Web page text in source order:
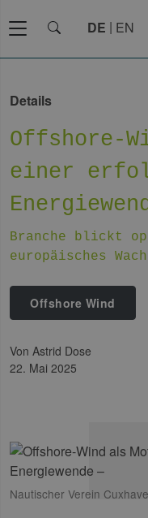
DE EN
Details
Offshore-
einer
Branche blickt
europäisches
Offshore Wind
Nautischer Verein
von Astrid Dose
22. Mai 2025